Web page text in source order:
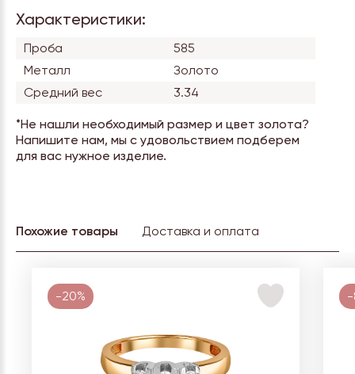
Характеристики:
Проба
585
Металл
Золото
Средний вес
3.34
*Не нашли необходимый размер и цвет золота?
Напишите нам, мы с удовольствием подберем
для вас нужное изделие.
Похожие товары Доставка и оплата
-20% -